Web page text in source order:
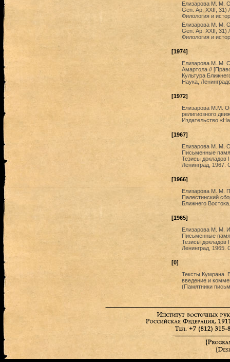
Елизарова М. М.
Gen. Ар. XXII, 31)
Филология и
Елизарова М. М.
Gen. Ар. XXII, 31)
Филология и
[1974]
Елизарова М. М.
Амартола //
Культура
Наука,
[1972]
Елизарова М.М.
религиозного
Издательство
[1967]
Елизарова М. М.
Письменные
Тезисы докладов
Ленинград, 1967.
[1966]
Елизарова М. М.
Палестинский
Ближнего
[1965]
Елизарова М. М.
Письменные
Тезисы докладов
Ленинград, 1965.
[0]
Тексты Кумрана.
введение и
(Памятники